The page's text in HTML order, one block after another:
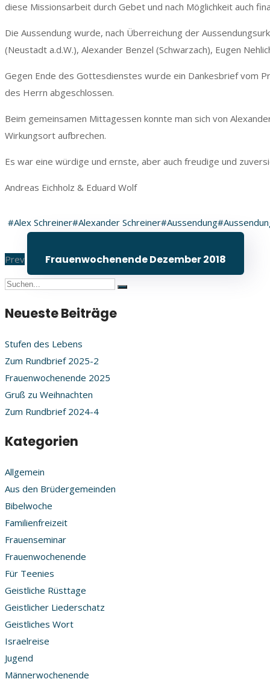
diese Missionsarbeit durch Gebet und nach Möglichkeit auch
Die Aussendung wurde, nach Überreichung der
(Neustadt a.d.W.), Alexander Benzel (Schwarzach), Eugen
Gegen Ende des Gottesdienstes wurde ein Dankesbrief vom
des Herrn abgeschlossen.
Beim gemeinsamen Mittagessen konnte man sich von
Wirkungsort aufbrechen.
Es war eine würdige und ernste, aber auch freudige und
Andreas Eichholz & Eduard Wolf
#Alex Schreiner#Alexander Schreiner#Aussendung
Prev Frauenwochenende Dezember 2018
Neueste Beiträge
Stufen des Lebens
Zum Rundbrief 2025-2
Frauenwochenende 2025
Gruß zu Weihnachten
Zum Rundbrief 2024-4
Kategorien
Allgemein
Aus den Brüdergemeinden
Bibelwoche
Familienfreizeit
Frauenseminar
Frauenwochenende
Für Teenies
Geistliche Rüsttage
Geistlicher Liederschatz
Geistliches Wort
Israelreise
Jugend
Männerwochenende